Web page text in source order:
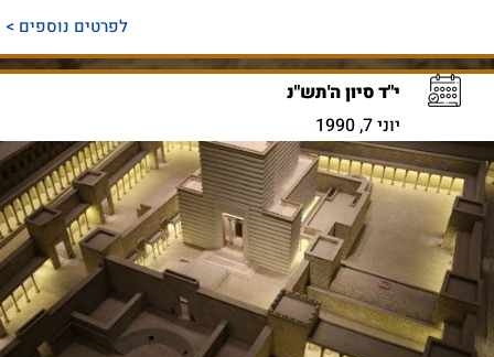
לפרטים נוספים >
י"ד סיון ה'תש"נ
יוני 7, 1990